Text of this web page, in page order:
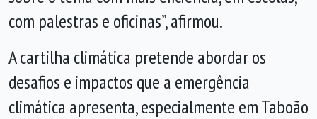
com palestras e oficinas”, afirmou.
A cartilha climática pretende abordar os
desafios e impactos que a emergência
climática apresenta, especialmente em Taboão